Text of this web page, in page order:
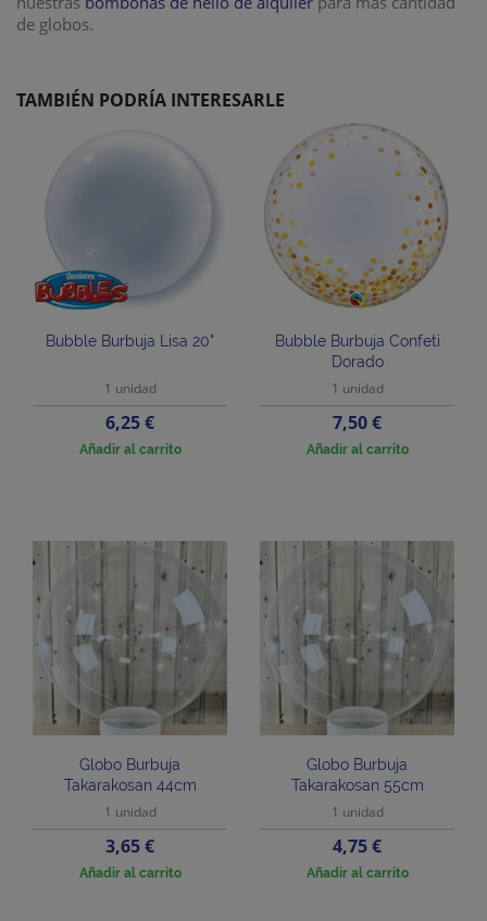
de globos.
TAMBIÉN PODRÍA INTERESARLE
Bubble Burbuja Lisa 20"
1 unidad
Precio
6,25 €
Añadir al carrito
Bubble Burbuja Confeti
Dorado
1 unidad
Precio
7,50 €
Añadir al carrito
Globo Burbuja
Takarakosan 44cm
1 unidad
Precio
3,65 €
Añadir al carrito
Globo Burbuja
Takarakosan 55cm
1 unidad
Precio
4,75 €
Añadir al carrito